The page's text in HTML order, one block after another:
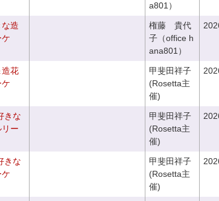
a801）
造
権藤 貴代
子（office h
ana801）
造花
甲斐田祥子
(Rosetta主
催)
きな
ー
甲斐田祥子
(Rosetta主
催)
きな
甲斐田祥子
(Rosetta主
催)